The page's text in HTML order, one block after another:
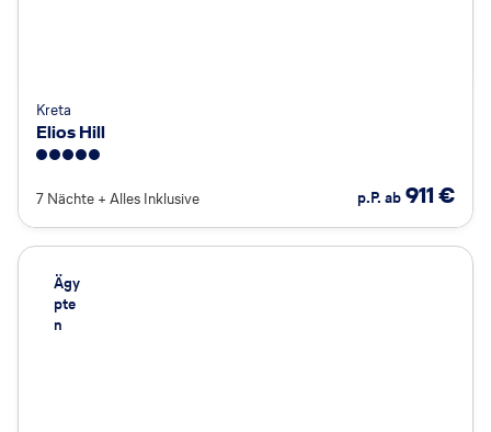
Kreta
Elios Hill
7 Nächte + Alles Inklusive p.P. ab 911€
Ägy
pte
n